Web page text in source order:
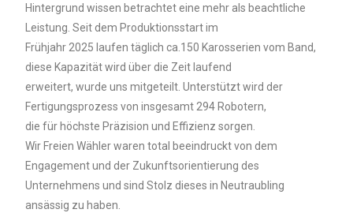
Hintergrund wissen betrachtet eine mehr als beachtliche
Leistung. Seit dem Produktionsstart im
Frühjahr 2025 laufen täglich ca.150 Karosserien vom Band,
diese Kapazität wird über die Zeit laufend
erweitert, wurde uns mitgeteilt. Unterstützt wird der
Fertigungsprozess von insgesamt 294 Robotern,
die für höchste Präzision und Effizienz sorgen.
Wir Freien Wähler waren total beeindruckt von dem
Engagement und der Zukunftsorientierung des
Unternehmens und sind Stolz dieses in Neutraubling
ansässig zu haben.